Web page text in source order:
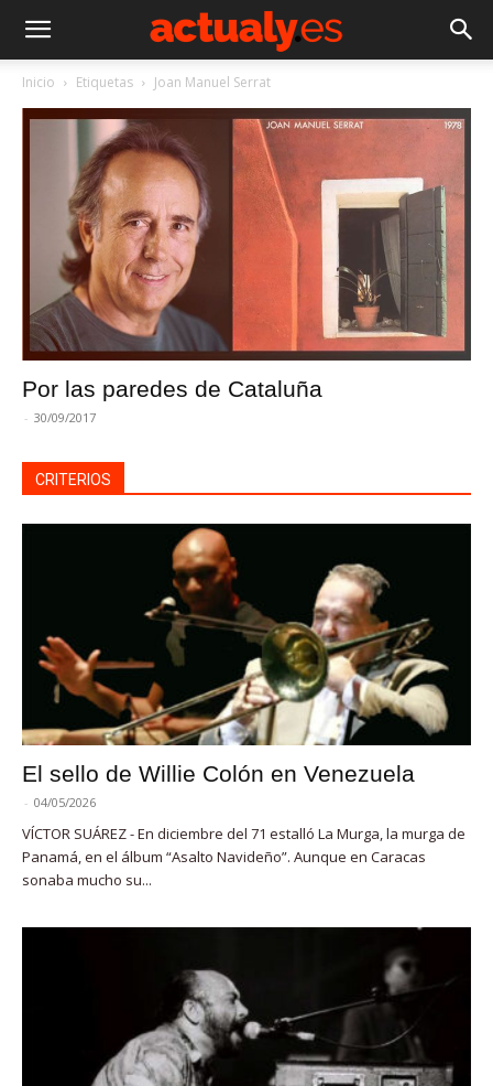
Inicio Etiquetas Joan Manuel Serrat
Por las paredes de Cataluña
- 30/09/2017
CRITERIOS
El sello de Willie Colón en Venezuela
- 04/05/2026
VÍCTOR SUÁREZ - En diciembre del 71 estalló La Murga, la murga de
Panamá, en el álbum “Asalto Navideño”. Aunque en Caracas
sonaba mucho su...